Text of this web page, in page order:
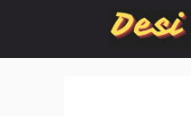
content